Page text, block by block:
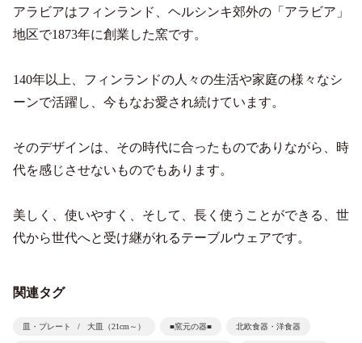
アラビアはフィンランド、ヘルシンキ郊外の「アラビア」
地区で1873年に創業した窯です。
140年以上、フィンランドの人々の生活や家庭の様々なシ
ーンで活躍し、今もなお愛され続けています。
そのデザインは、その時代に合ったものでありながら、時
代を感じさせないものでもあります。
美しく、使いやすく、そして、長く使うことができる、世
代から世代へと受け継がれるテーブルウェアです。
関連タグ
皿・プレート 大皿（21cm～） ■窯元の器■ 北欧食器・洋食器